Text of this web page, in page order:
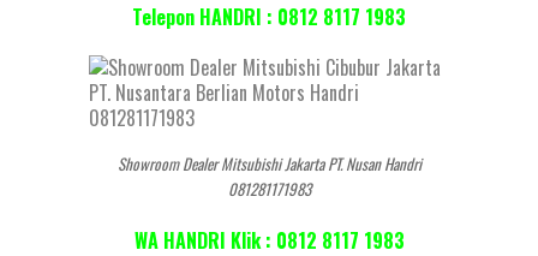
Telepon HANDRI : 0812 8117 1983
Showroom Dealer Mitsubishi Jakarta PT. Nusan Handri
081281171983
WA HANDRI Klik : 0812 8117 1983